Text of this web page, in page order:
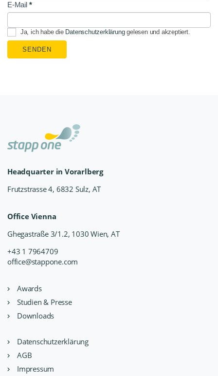
E-Mail *
Ja, ich habe die Datenschutzerklärunggelesen und akzeptiert.
SENDEN
Headquarter in Vorarlberg
Frutzstrasse 4, 6832 Sulz, AT
Office Vienna
Ghegastraße 3/1.2, 1030 Wien, AT
+43 1 7964709
office@stappone.com
Awards
Studien & Presse
Downloads
Datenschutzerklärung
AGB
Impressum